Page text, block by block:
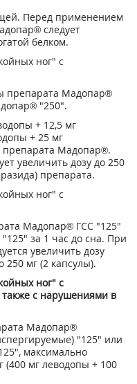
Перед применением
следует
белком.
ног" с
препарата Мадопар®
"250".
+ 12,5 мг
+ 25 мг
Мадопар®.
увеличить дозу до 250
препарата.
ног" с
Мадопар® ГСС "125"
за 1 час до сна. При
увеличить дозу
мг (2 капсулы).
ног" с
с нарушениями в
Мадопар®
"125" или
максимально
(400 мг леводопы + 100